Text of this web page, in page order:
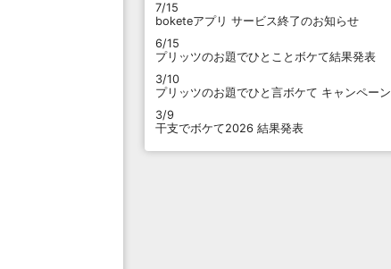
7/15
boketeアプリ サービス終了のお知らせ
6/15
プリッツのお題でひとことボケて結果発表
3/10
プリッツのお題でひと言ボケて キャンペーン
3/9
干支でボケて2026 結果発表